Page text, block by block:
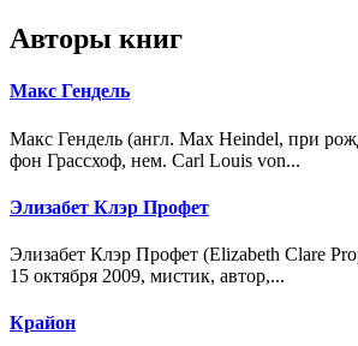
Авторы книг
Макс Гендель
Макс Гендель (англ. Max Heindel, при
фон Грассхоф, нем. Carl Louis von...
Элизабет Клэр Профет
Элизабет Клэр Профет (Elizabeth Clare
15 октября 2009, мистик, автор,...
Крайон